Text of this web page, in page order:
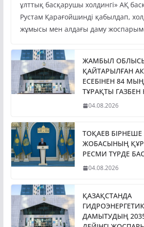
ұлттық басқарушы холдингі» АҚ
Рустам Қарағойшинді қабылдап,
жұмысы мен алдағы даму
ЖАМБЫЛ
ҚАЙТАРЫЛҒАН
ЕСЕБІНЕН 84
ТҰРАҚТЫ
04.08.2026
ТОҚАЕВ БІРНЕШЕ
ЖОБАСЫНЫҢ
РЕСМИ ТҮРДЕ
04.08.2026
ҚАЗАҚСТАНДА
ДАМЫТУДЫҢ